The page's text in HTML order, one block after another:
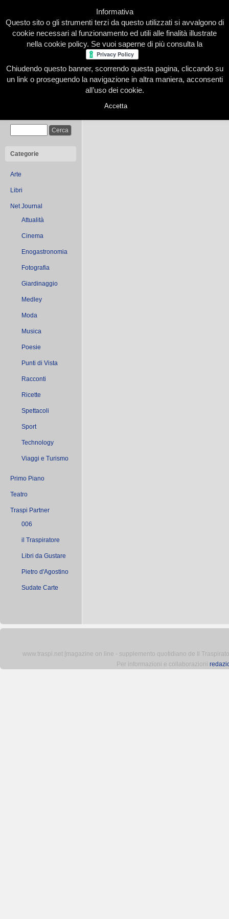
Home Presentazione Redazione Le nostre firme
Categorie
Arte
Libri
Net Journal
Attualità
Cinema
Enogastronomia
Fotografia
Giardinaggio
Medley
Moda
Musica
Poesie
Punti di Vista
Racconti
Ricette
Spettacoli
Sport
Technology
Viaggi e Turismo
Primo Piano
Teatro
Traspi Partner
006
il Traspiratore
Libri da Gustare
Pietro d'Agostino
Sudate Carte
You are browsing the
www.traspi.net [magazine on line - supplemento quotidiano de Il
Per informazioni e collaborazioni
Informativa
Questo sito o gli strumenti terzi da questo utilizzati si avvalgono di
cookie necessari al funzionamento ed utili alle finalità illustrate
nella cookie policy. Se vuoi saperne di più consulta la
Chiudendo questo banner, scorrendo questa pagina, cliccando su
un link o proseguendo la navigazione in altra maniera, acconsenti
all’uso dei cookie.
Accetta